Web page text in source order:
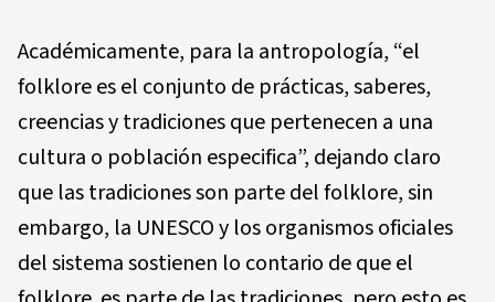
Académicamente, para la antropología, “el
folklore es el conjunto de prácticas, saberes,
creencias y tradiciones que pertenecen a una
cultura o población especifica”, dejando claro
que las tradiciones son parte del folklore, sin
embargo, la UNESCO y los organismos oficiales
del sistema sostienen lo contario de que el